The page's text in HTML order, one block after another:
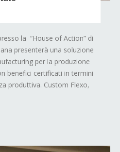
la “House of Action” di
presenterà una soluzione
per la produzione
benefici certificati in termini
produttiva. Custom Flexo,